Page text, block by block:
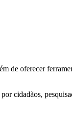
de oferecer
cidadãos,